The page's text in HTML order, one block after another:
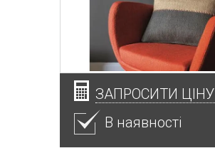
ЗАПРОСИТИ ЦІНУ
В наявності